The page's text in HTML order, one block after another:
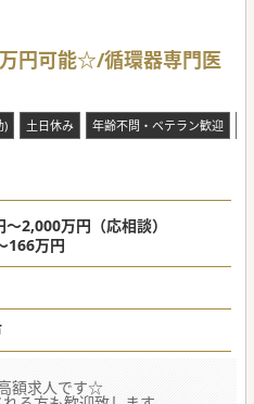
万円可能☆/循環器専門医
) 土日休み 年齢不問・ベテラン歓迎
2,000万円（応相談）
166万円
額求人です☆